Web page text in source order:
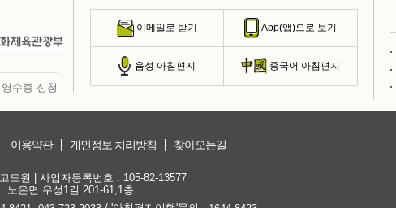
수증 신청
이메일로 받기 App(앱)으로 보기
음성 아침편지 중국어 아침편지
이용약관 개인정보 처리방침 찾아오는길
도원 | 사업자등록번호 : 105-82-13577
노은면 우성1길 201-61,1층